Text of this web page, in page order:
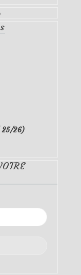
25/26)